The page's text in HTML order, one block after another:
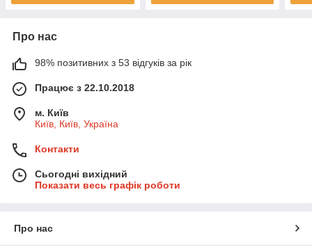
Про нас
98% позитивних з 53 відгуків за рік
Працює з 22.10.2018
м. Київ
Київ, Київ, Україна
Контакти
Сьогодні вихідний
Показати весь графік роботи
Про нас